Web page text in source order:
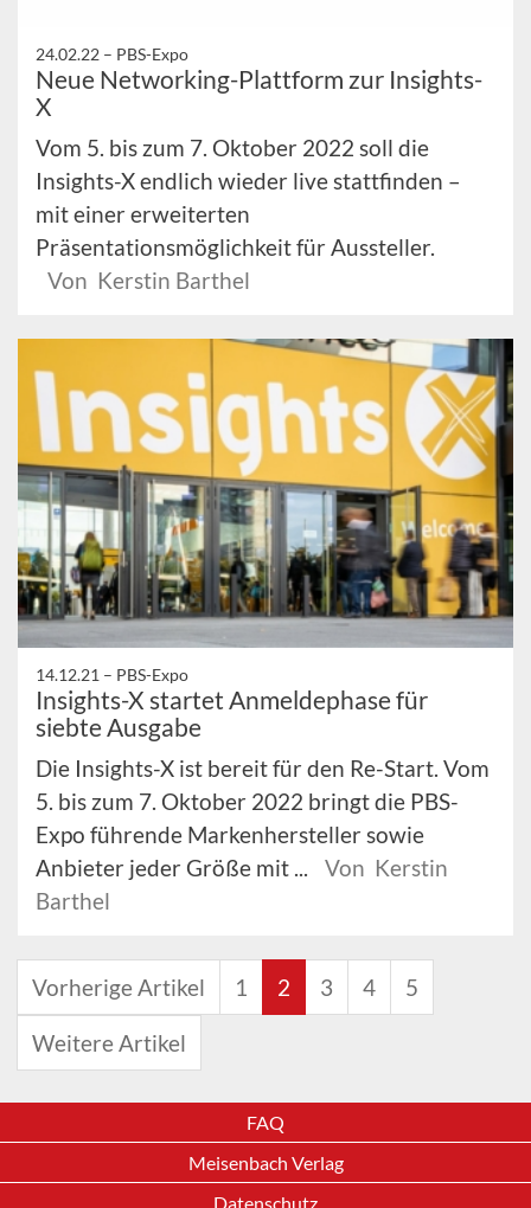
24.02.22 – PBS-Expo
Neue Networking-Plattform zur Insights-
X
Vom 5. bis zum 7. Oktober 2022 soll die
Insights-X endlich wieder live stattfinden –
mit einer erweiterten
Präsentationsmöglichkeit für Aussteller.
Von Kerstin Barthel
14.12.21 – PBS-Expo
Insights-X startet Anmeldephase für
siebte Ausgabe
Die Insights-X ist bereit für den Re-Start. Vom
5. bis zum 7. Oktober 2022 bringt die PBS-
Expo führende Markenhersteller sowie
Anbieter jeder Größe mit ...
Von Kerstin
Barthel
Vorherige Artikel 1 2 3 4 5
Weitere Artikel
FAQ
Meisenbach Verlag
Datenschutz